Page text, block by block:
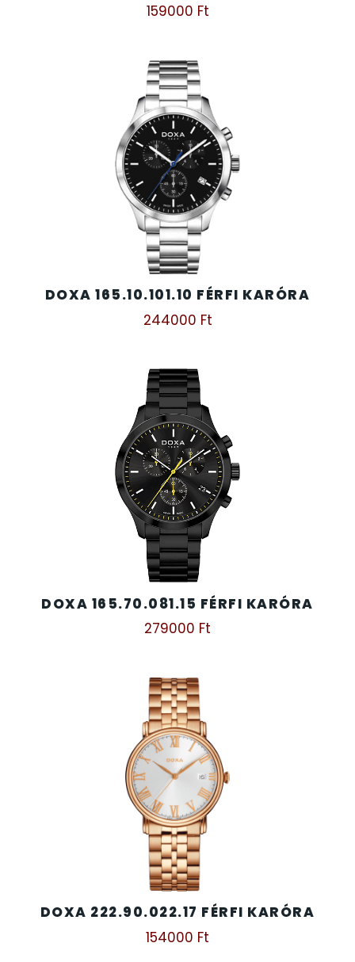
159000 Ft
DOXA 165.10.101.10 FÉRFI KARÓRA
244000 Ft
DOXA 165.70.081.15 FÉRFI KARÓRA
279000 Ft
DOXA 222.90.022.17 FÉRFI KARÓRA
154000 Ft